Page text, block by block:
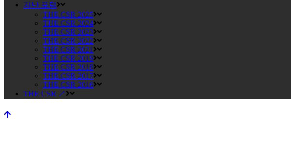
지난 포럼
THE CSR 2025
THE CSR 2024
THE CSR 2023
THE CSR 2022
THE CSR 2021
THE CSR 2019
THE CSR 2018
THE CSR 2017
THE CSR 2016
THE CSR ↗